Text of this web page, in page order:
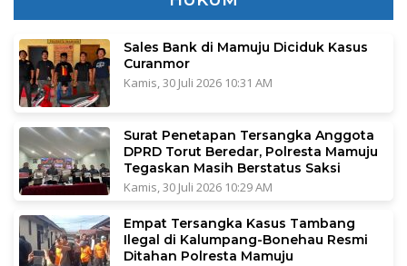
Sales Bank di Mamuju Diciduk Kasus
Curanmor
Kamis, 30 Juli 2026 10:31 AM
Surat Penetapan Tersangka Anggota
DPRD Torut Beredar, Polresta Mamuju
Tegaskan Masih Berstatus Saksi
Kamis, 30 Juli 2026 10:29 AM
Empat Tersangka Kasus Tambang
Ilegal di Kalumpang-Bonehau Resmi
Ditahan Polresta Mamuju